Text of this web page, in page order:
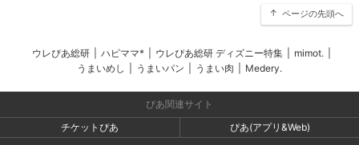
ページの先頭へ
ウレぴあ総研 ハピママ* ウレぴあ総研 ディズニー特集 mimot.
うまいめし
うまいパン うまい肉 Medery.
ぴあ関連サイト
チケットぴあ
ぴあ(アプリ&Web)